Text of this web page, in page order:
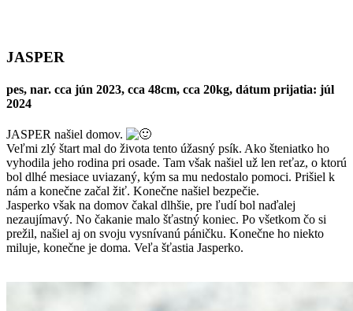
JASPER
pes, nar. cca jún 2023, cca 48cm, cca 20kg, dátum prijatia: júl
2024
JASPER našiel domov.
Veľmi zlý štart mal do života tento úžasný psík. Ako šteniatko ho
vyhodila jeho rodina pri osade. Tam však našiel už len reťaz, o ktorú
bol dlhé mesiace uviazaný, kým sa mu nedostalo pomoci. Prišiel k
nám a konečne začal žiť. Konečne našiel bezpečie.
Jasperko však na domov čakal dlhšie, pre ľudí bol naďalej
nezaujímavý. No čakanie malo šťastný koniec. Po všetkom čo si
prežil, našiel aj on svoju vysnívanú páničku. Konečne ho niekto
miluje, konečne je doma. Veľa šťastia Jasperko.